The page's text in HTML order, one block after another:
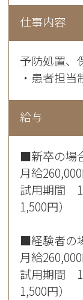
仕事内容
予防処置、
・患者担当
給与
■新卒の場
月給
試用期間 1
1,500円）
■経験者の
月給
試用期間 1
1,500円）